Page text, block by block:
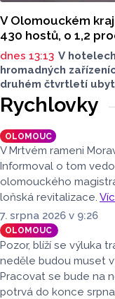
V Olomouckém
430 hostů, o 1,2
dnes 13:13 V
hromadných
druhém čtvrtletí
meziročně klesl o
přibylo ubytovaných
meziročně o 9,1
v regionu ubylo, kraj
turistů, což bylo
počet přenocování v
dnes zveřejnil Český
Rychlovky
OLOMOUC
V Mrtvém rameni
Informoval o tom
olomouckého
loňská revitalizace.
7. srpna 2026 v 9:26
OLOMOUC
Pozor, blíží se výluka
neděle budou muset
Pracovat se bude na
potrvá do konce srpna.